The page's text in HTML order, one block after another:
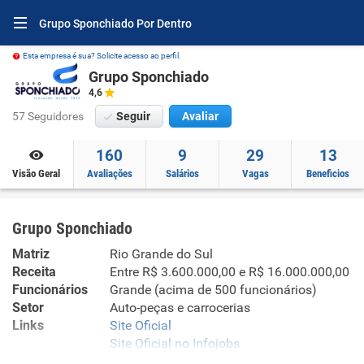
Grupo Sponchiado Por Dentro
Esta empresa é sua? Solicite acesso ao perfil.
Grupo Sponchiado
4,6
57 Seguidores Seguir Avaliar
Visão Geral
160
Avaliações
9
Salários
29
Vagas
13
Beneficios
Grupo Sponchiado
Matriz
Rio Grande do Sul
Receita
Entre R$ 3.600.000,00 e R$ 16.000.000,00
Funcionários
Grande (acima de 500 funcionários)
Setor
Auto-peças e carrocerias
Links
Site Oficial
Site Oficial no Infojobs